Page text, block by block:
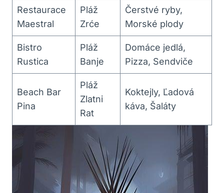
Restaurace
Maestral
Pláž
Zrće
Čerstvé ryby,
Morské plody
Bistro
Rustica
Pláž
Banje
Domáce jedlá,
Pizza, Sendviče
Beach Bar
Pina
Pláž
Zlatni
Rat
Koktejly, Ľadová
káva, Šaláty